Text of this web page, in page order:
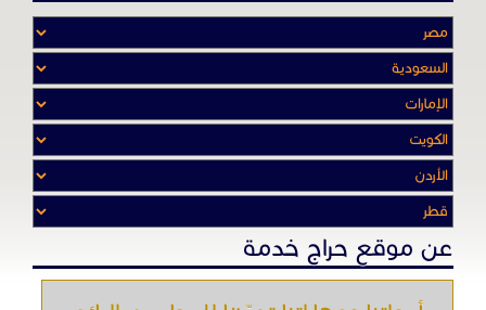
أدواتنا ومهاراتنا تميّـزنا للربط بين البائع
والشـاري بشكل مجاني لجميـع السلــع
والخـدمـات أينمـــا أرادوا وحيثـمـا كانـوا
تصفح في الموقع
الرئيسية